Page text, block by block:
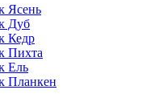
Ясень
Дуб
Кедр
Пихта
Ель
Планкен